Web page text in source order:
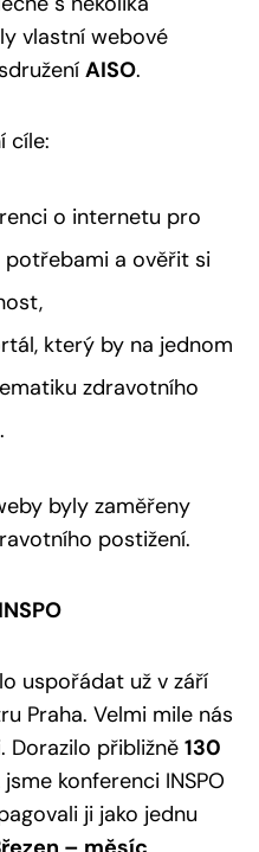
vlastní webové
AISO.
cíle:
o internetu pro
a ověřit si
který by na jednom
zdravotního
byly zaměřeny
postižení.
uspořádat už v září
Praha. Velmi mile nás
Dorazilo přibližně 130
konferenci INSPO
ji jako jednu